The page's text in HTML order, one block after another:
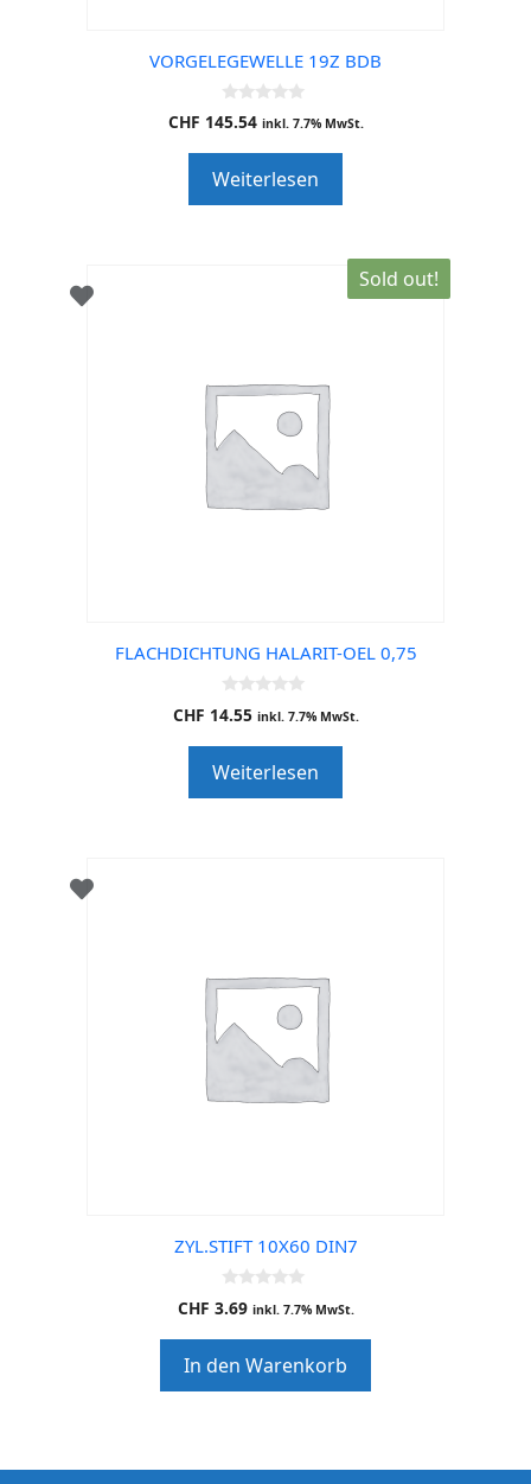
VORGELEGEWELLE 19Z BDB
0
o
o
f
5
CHF 145.54 inkl. 7.7% MwSt.
Weiterlesen
Sold out!
FLACHDICHTUNG HALARIT-OEL 0,75
0
o
o
f
5
CHF 14.55 inkl. 7.7% MwSt.
Weiterlesen
ZYL.STIFT 10X60 DIN7
0
o
o
f
5
CHF 3.69 inkl. 7.7% MwSt.
In den Warenkorb